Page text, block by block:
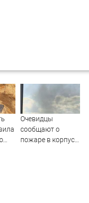
Очевидцы
сообщают о
пожаре в корпусе